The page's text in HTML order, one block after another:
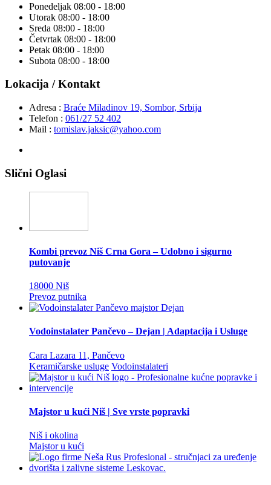
Ponedeljak 08:00 - 18:00
Utorak 08:00 - 18:00
Sreda 08:00 - 18:00
Četvrtak 08:00 - 18:00
Petak 08:00 - 18:00
Subota 08:00 - 18:00
Lokacija / Kontakt
Adresa : Braće Miladinov 19, Sombor, Srbija
Telefon : 061/27 52 402
Mail : tomislav.jaksic@yahoo.com
Slični Oglasi
Kombi prevoz Niš Crna Gora – Udobno i sigurno
putovanje
18000 Niš
Prevoz putnika
Vodoinstalater Pančevo – Dejan | Adaptacija i Usluge
Cara Lazara 11, Pančevo
Keramičarske usluge Vodoinstalateri
Majstor u kući Niš | Sve vrste popravki
Niš i okolina
Majstor u kući